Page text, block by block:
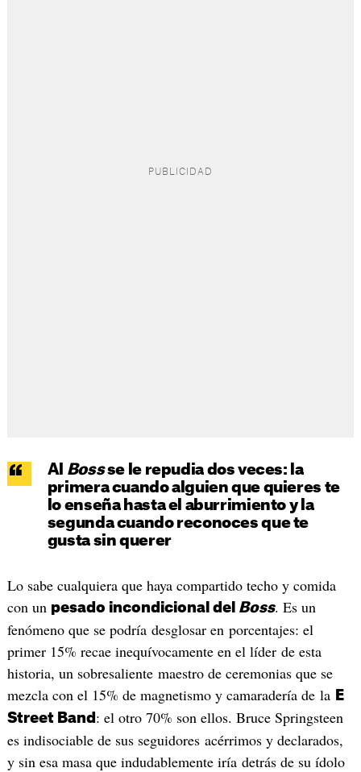
Al Bossse le repudia dos veces: la
primera cuando alguien que quieres te
lo enseña hasta el aburrimiento y la
segunda cuando reconoces que te
gusta sin querer
Lo sabe cualquiera que haya compartido techo y comida
con un pesado incondicional del Boss. Es un
fenómeno que se podría desglosar en porcentajes: el
primer 15% recae inequívocamente en el líder de esta
historia, un sobresaliente maestro de ceremonias que se
mezcla con el 15% de magnetismo y camaradería de la E
Street Band : el otro 70% son ellos. Bruce Springsteen
es indisociable de sus seguidores acérrimos y declarados,
y sin esa masa que indudablemente iría detrás de su ídolo